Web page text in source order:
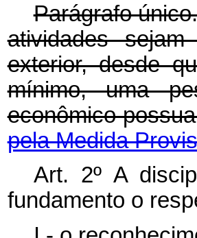
Parágrafo
atividades
exterior, desde
mínimo, uma
econômico
pela Medida
Art. 2º A
fundamento o